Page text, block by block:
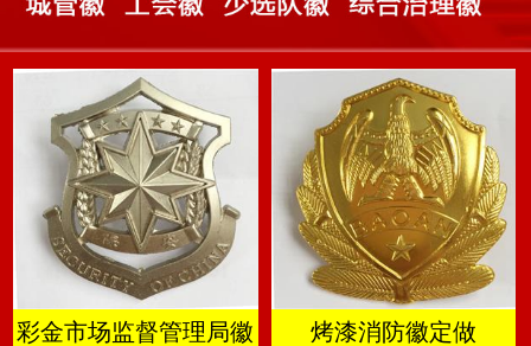
彩金市场监督管理局徽 烤漆消防徽定做